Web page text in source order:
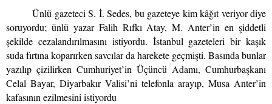
Ünlü gazeteci S. İ. Sedes, bu gazeteye kim kâğıt veriyor diye
soruyordu; ünlü yazar Falih Rıfkı Atay, M. Anter’in en şiddetli
şekilde cezalandırılmasını istiyordu. İstanbul gazeteleri bir kaşık
suda fırtına koparırken savcılar da harekete geçmişti. Basında bunlar
yazılıp çizilirken Cumhuriyet’in Üçüncü Adamı, Cumhurbaşkanı
Celal Bayar, Diyarbakır Valisi’ni telefonla arayıp, Musa Anter’in
kafasının ezilmesini istiyordu